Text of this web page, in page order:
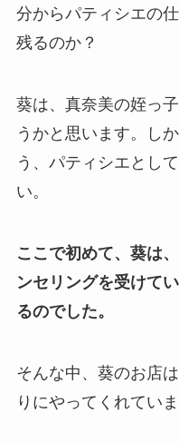
分からパティシエの
残るのか？
葵は、真奈美の姪っ
うかと思います。し
う、パティシエとし
い。
ここで初めて、葵は
ンセリングを受けて
るのでした。
そんな中、葵のお店は
りにやってくれていま